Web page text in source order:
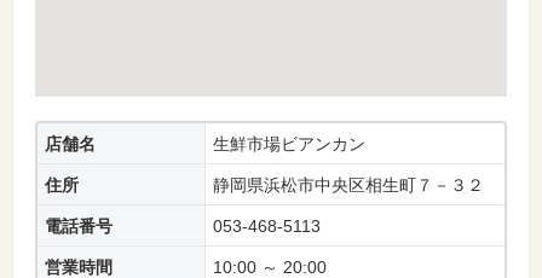
店舗名 生鮮市場ビアンカン
住所 静岡県浜松市中央区相生町７－３２
電話番号 053-468-5113
営業時間 10:00 ～ 20:00